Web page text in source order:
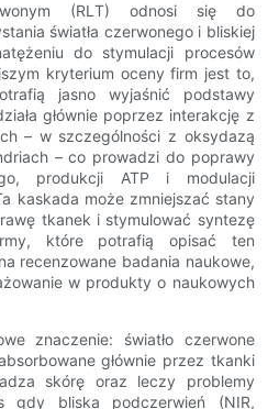
(RLT) odnosi się do
światła czerwonego i bliskiej
do stymulacji procesów
kryterium oceny firm jest to,
jasno wyjaśnić podstawy
głównie poprzez interakcję z
– w szczególności z oksydazą
– co prowadzi do poprawy
produkcji ATP i modulacji
kaskada może zmniejszać stany
tkanek i stymulować syntezę
które potrafią opisać ten
recenzowane badania naukowe,
w produkty o naukowych
znaczenie: światło czerwone
głównie przez tkanki
skórę oraz leczy problemy
gdy bliska podczerwień (NIR,